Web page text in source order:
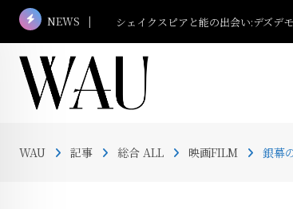
Skip
to
content
NEWS マレーシア名建築さんぽ #13 ボルネ
WAU 記事 総合 ALL 映画FILM 銀幕